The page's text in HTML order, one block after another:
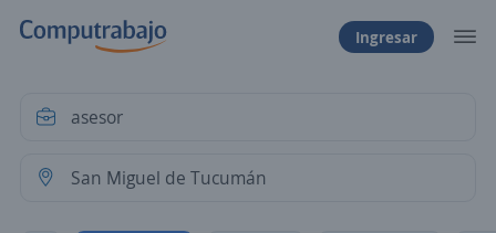
Ingresar